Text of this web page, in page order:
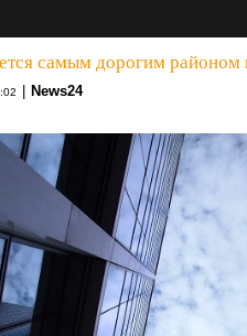
самым дорогим районом
News24